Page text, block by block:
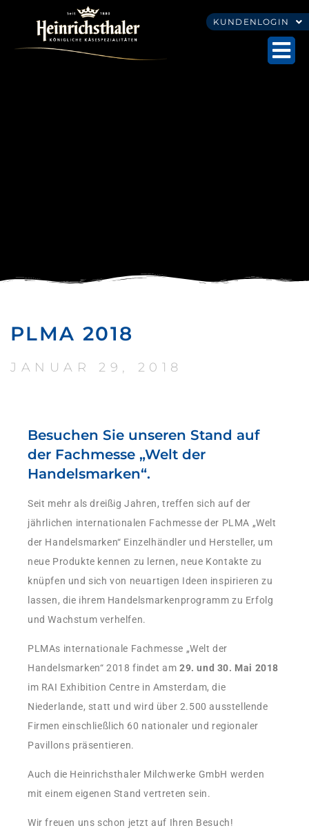
KUNDENLOGIN
PLMA 2018
JANUAR 29, 2018
Besuchen Sie unseren Stand auf
der Fachmesse „Welt der
Handelsmarken“.
Seit mehr als dreißig Jahren, treffen sich auf der
jährlichen internationalen Fachmesse der PLMA „Welt
der Handelsmarken“ Einzelhändler und Hersteller, um
neue Produkte kennen zu lernen, neue Kontakte zu
knüpfen und sich von neuartigen Ideen inspirieren zu
lassen, die ihrem Handelsmarkenprogramm zu Erfolg
und Wachstum verhelfen.
PLMAs internationale Fachmesse „Welt der
Handelsmarken“ 2018 findet am29. und 30. Mai 2018
im RAI Exhibition Centre in Amsterdam, die
Niederlande, statt und wird über 2.500 ausstellende
Firmen einschließlich 60 nationaler und regionaler
Pavillons präsentieren.
Auch die Heinrichsthaler Milchwerke GmbH werden
mit einem eigenen Stand vertreten sein.
Wir freuen uns schon jetzt auf Ihren Besuch!